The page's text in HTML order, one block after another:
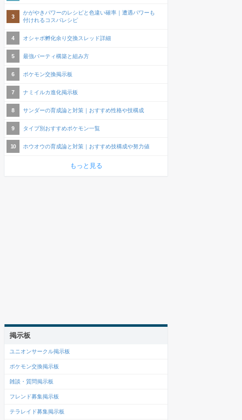
かがやきパワーのレシピと色違い確率｜遭遇パワーも
付けれるコスパレシピ
オシャボ孵化余り交換スレッド詳細
最強パーティ構築と組み方
ポケモン交換掲示板
ナミイルカ進化掲示板
サンダーの育成論と対策｜おすすめ性格や技構成
タイプ別おすすめポケモン一覧
ホウオウの育成論と対策｜おすすめ技構成や努力値
もっと見る
掲示板
ユニオンサークル掲示板
ポケモン交換掲示板
雑談・質問掲示板
フレンド募集掲示板
テラレイド募集掲示板